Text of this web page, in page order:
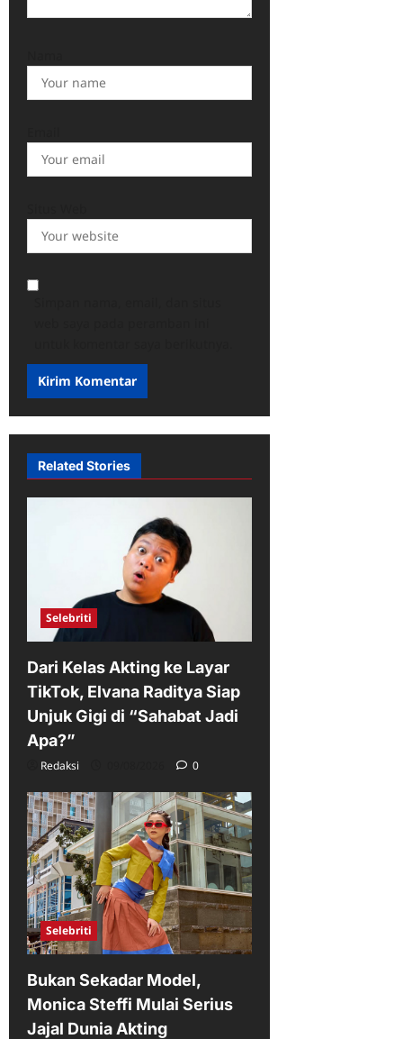
Related Stories
Selebriti
Dari Kelas Akting ke Layar
TikTok, Elvana Raditya Siap
Unjuk Gigi di “Sahabat Jadi
Apa?”
Redaksi 0
Selebriti
Bukan Sekadar Model,
Monica Steffi Mulai Serius
Jajal Dunia Akting